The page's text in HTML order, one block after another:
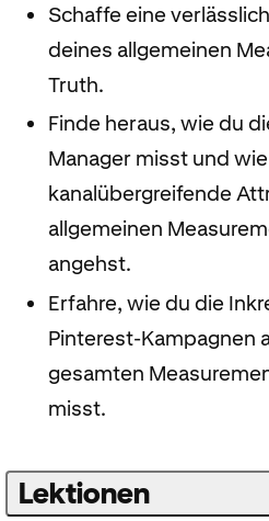
Schaffe eine
deines allgemeinen
Truth.
Finde heraus, wie du
Manager misst und
kanalübergreifende
allgemeinen
angehst.
Erfahre, wie du die
Pinterest-Kampagnen
gesamten
misst.
Lektionen